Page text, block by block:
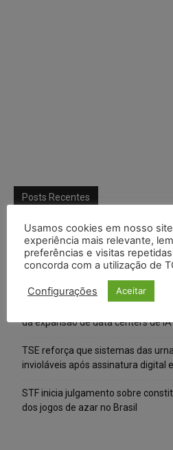
Posts Recentes
Marcello Perino: caso Braskem
cautelar e recuperação judicial
IA da Anthropic cria identidades
e acende alerta sobre riscos de
da expansão de data centers de
TSE reforça que sistemas das
invioláveis após assinatura digital
STF inicia julgamento sobre
dos jogos de azar no Brasil
Usamos cookies em nosso
experiência mais relevante,
preferências e visitas
concorda com a utilização de
Configurações Aceitar